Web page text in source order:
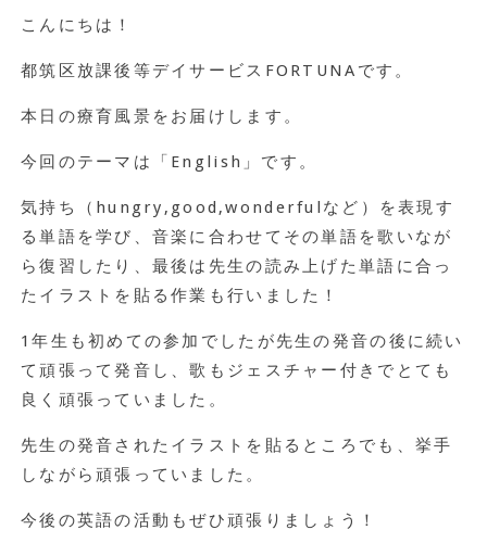
こんにちは！
都筑区放課後等デイサービスFORTUNAです。
本日の療育風景をお届けします。
今回のテーマは「English」です。
気持ち（hungry,good,wonderfulなど）を表現す
る単語を学び、音楽に合わせてその単語を歌いなが
ら復習したり、最後は先生の読み上げた単語に合っ
たイラストを貼る作業も行いました！
1年生も初めての参加でしたが先生の発音の後に続い
て頑張って発音し、歌もジェスチャー付きでとても
良く頑張っていました。
先生の発音されたイラストを貼るところでも、挙手
しながら頑張っていました。
今後の英語の活動もぜひ頑張りましょう！